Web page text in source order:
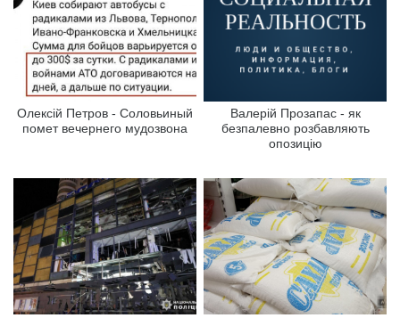
Олексій Петров - Соловьиный
помет вечернего мудозвона
Валерій Прозапас - як
безпалевно розбавляють
опозицію